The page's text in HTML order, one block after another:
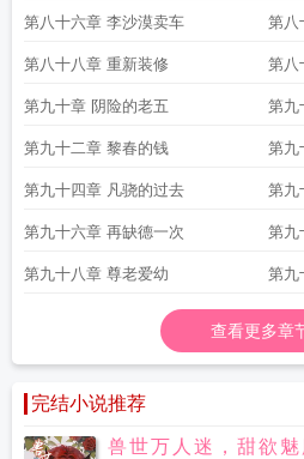
第八十六章 李沙漠卖车 第八
第八十八章 重新装修 第八
第九十章 阴险的老五 第九
第九十二章 黎春的钱 第九
第九十四章 凡骁的过去 第九
第九十六章 再缺德一次 第九
第九十八章 尊老爱幼 第九
查看更多章
完结小说推荐
兽世万人迷，甜欲